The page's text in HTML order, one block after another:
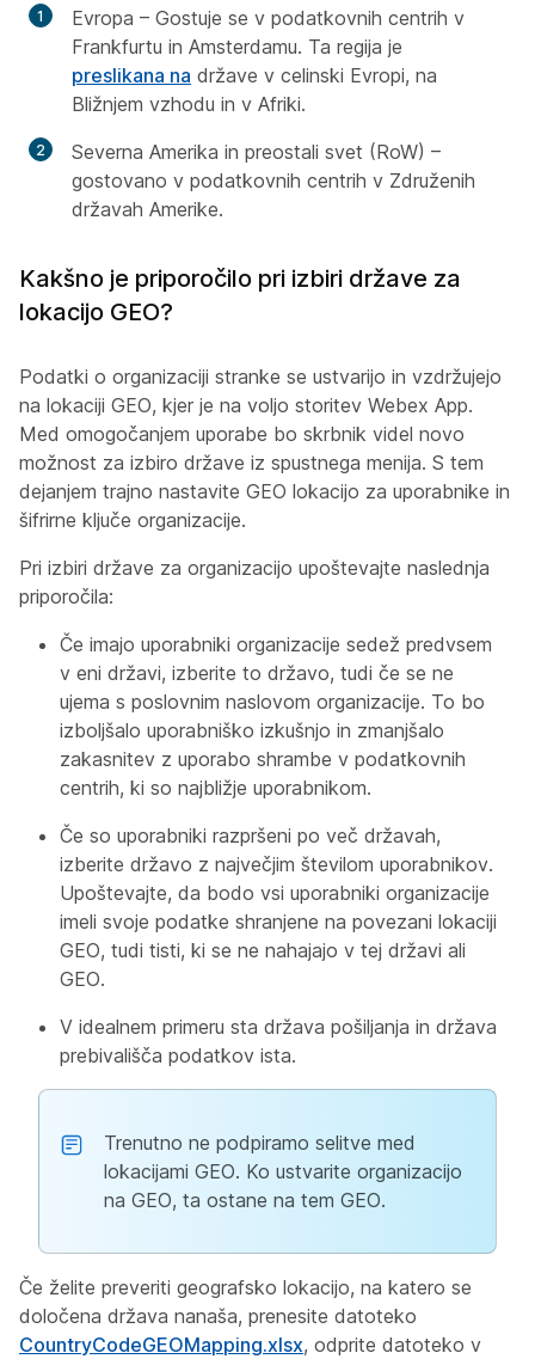
Evropa – Gostuje se v podatkovnih centrih v
Frankfurtu in Amsterdamu. Ta regija je
preslikana na države v celinski Evropi, na
Bližnjem vzhodu in v Afriki.
Severna Amerika in preostali svet (RoW) –
gostovano v podatkovnih centrih v Združenih
državah Amerike.
Kakšno je priporočilo pri izbiri države za
lokacijo GEO?
Podatki o organizaciji stranke se ustvarijo in vzdržujejo
na lokaciji GEO, kjer je na voljo storitev Webex App.
Med omogočanjem uporabe bo skrbnik videl novo
možnost za izbiro države iz spustnega menija. S tem
dejanjem trajno nastavite GEO lokacijo za uporabnike in
šifrirne ključe organizacije.
Pri izbiri države za organizacijo upoštevajte naslednja
priporočila:
Če imajo uporabniki organizacije sedež predvsem
v eni državi, izberite to državo, tudi če se ne
ujema s poslovnim naslovom organizacije. To bo
izboljšalo uporabniško izkušnjo in zmanjšalo
zakasnitev z uporabo shrambe v podatkovnih
centrih, ki so najbližje uporabnikom.
Če so uporabniki razpršeni po več državah,
izberite državo z največjim številom uporabnikov.
Upoštevajte, da bodo vsi uporabniki organizacije
imeli svoje podatke shranjene na povezani lokaciji
GEO, tudi tisti, ki se ne nahajajo v tej državi ali
GEO.
V idealnem primeru sta država pošiljanja in država
prebivališča podatkov ista.
Trenutno ne podpiramo selitve med
lokacijami GEO. Ko ustvarite organizacijo
na GEO, ta ostane na tem GEO.
Če želite preveriti geografsko lokacijo, na katero se
določena država nanaša, prenesite datoteko
CountryCodeGEOMapping.xlsx, odprite datoteko v